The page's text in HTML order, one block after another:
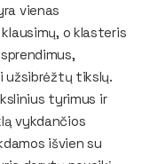
vienas
o klasteris
užsibrėžtų tikslų.
tyrimus ir
vykdančios
išvien su